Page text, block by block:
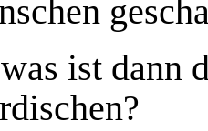
ist dann